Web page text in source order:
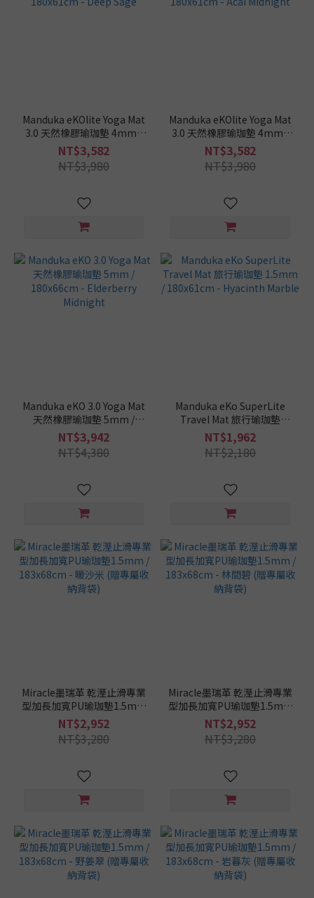
Manduka eKOlite Yoga Mat
3.0 天然橡膠瑜珈墊 4mm /
180x61cm - Deep Sage
NT$3,582
NT$3,980
Manduka eKOlite Yoga Mat
3.0 天然橡膠瑜珈墊 4mm /
180x61cm - Acai Midnight
NT$3,582
NT$3,980
Manduka eKO 3.0 Yoga Mat
天然橡膠瑜珈墊 5mm /
180x66cm - Elderberry
Midnight
NT$3,942
NT$4,380
Manduka eKo SuperLite
Travel Mat 旅行瑜珈墊
1.5mm / 180x61cm -
Hyacinth Marble
NT$1,962
NT$2,180
Miracle墨瑞革 乾溼止滑專業
型加長加寬PU瑜珈墊1.5mm
/ 183x68cm - 暖沙米 (贈專
屬收納背袋)
NT$2,952
NT$3,280
Miracle墨瑞革 乾溼止滑專業
型加長加寬PU瑜珈墊1.5mm
/ 183x68cm - 林間碧 (贈專
屬收納背袋)
NT$2,952
NT$3,280